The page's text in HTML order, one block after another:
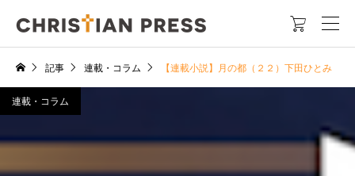

記事 連載・コラム 【連載小説】月の都（２２）下田ひとみ
連載・コラム